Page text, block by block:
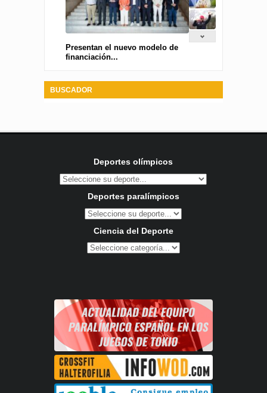
Presentan el nuevo modelo de
financiación...
BUSCADOR
Deportes olímpicos
Deportes paralímpicos
Ciencia del Deporte